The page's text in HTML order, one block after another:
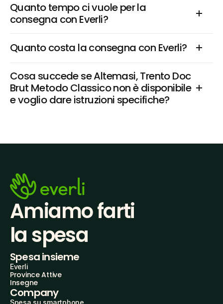
Quanto tempo ci vuole per la
consegna con Everli?
Quanto costa la consegna con Everli?
Cosa succede se Altemasi, Trento Doc
Brut Metodo Classico non è disponibile
e voglio dare istruzioni specifiche?
Amiamo farti
la spesa
Spesa insieme
Everli
Province Attive
Insegne
Company